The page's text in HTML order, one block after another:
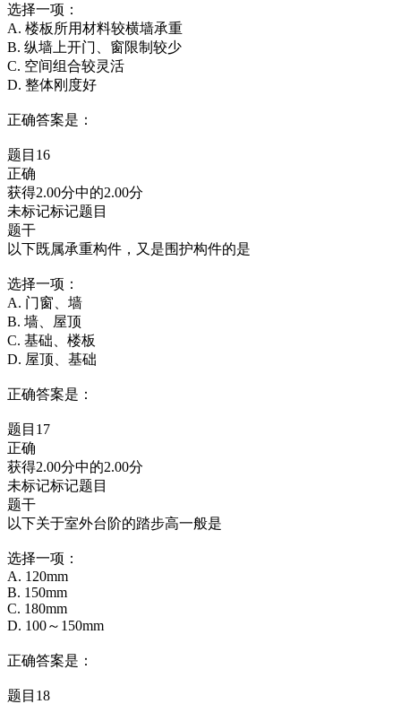
选择一项：
A. 楼板所用材料较横墙承重
B. 纵墙上开门、窗限制较少
C. 空间组合较灵活
D. 整体刚度好
正确答案是：
题目16
正确
获得2.00分中的2.00分
未标记标记题目
题干
以下既属承重构件，又是围护构件的是
选择一项：
A. 门窗、墙
B. 墙、屋顶
C. 基础、楼板
D. 屋顶、基础
正确答案是：
题目17
正确
获得2.00分中的2.00分
未标记标记题目
题干
以下关于室外台阶的踏步高一般是
选择一项：
A. 120mm
B. 150mm
C. 180mm
D. 100～150mm
正确答案是：
题目18